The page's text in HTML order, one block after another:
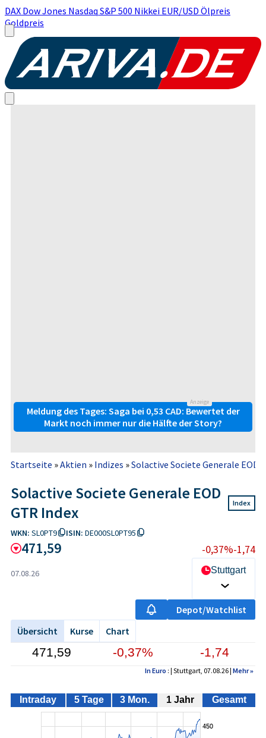
DAX Dow Jones Nasdaq S&P 500 Nikkei EUR/USD Ölpreis
Goldpreis
Anzeige
Meldung des Tages: Saga bei 0,53 CAD: Bewertet der
Markt noch immer nur die Hälfte der Story?
Startseite »Aktien » Indizes »Solactive Societe Generale EOD
Solactive Societe Generale EOD
GTR Index
Index
WKN: SL0PT9 ISIN: DE000SL0PT95
471,59 -0,37%-1,74
07.08.26 Stuttgart
Depot/Watchlist
Übersicht
Kurse Chart
471,59 -0,37% -1,74
In Euro : | Stuttgart, 07.08.26 | Mehr»
Intraday 5 Tage 3 Mon. 1 Jahr Gesamt